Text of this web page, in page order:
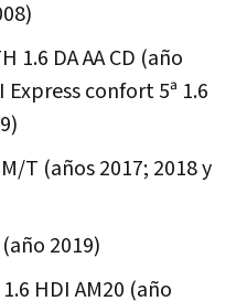
1.6 DA AA CD (año
confort 5ª 1.6
T (años 2017; 2018 y
2019)
HDI AM20 (año